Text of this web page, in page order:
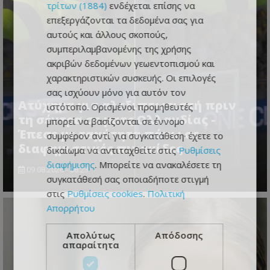
Ατύχημα για αλεξιπτωτιστή πριν
τη σέντρα σε ματς Ολλανδίας -
Έπεσε με ταχύτητα πάνω σε
διαφημιστικές πινακίδες
09.08.2026 - 08:23
τρίτων (1884) ενδέχεται επίσης να
επεξεργάζονται τα δεδομένα σας για
αυτούς και άλλους σκοπούς,
συμπεριλαμβανομένης της χρήσης
ακριβών δεδομένων γεωεντοπισμού και
χαρακτηριστικών συσκευής. Οι επιλογές
σας ισχύουν μόνο για αυτόν τον
ιστότοπο. Ορισμένοι προμηθευτές
μπορεί να βασίζονται σε έννομο
συμφέρον αντί για συγκατάθεση· έχετε το
δικαίωμα να αντιταχθείτε στιςΡυθμίσεις
διαφήμισης. Μπορείτε να ανακαλέσετε τη
συγκατάθεσή σας οποιαδήποτε στιγμή
στιςΡυθμίσεις cookies.Πολιτική
Απορρήτου
Απολύτως
απαραίτητα
Απόδοσης